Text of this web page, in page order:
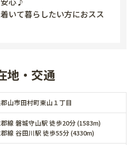
いて暮らしたい方におスス
地・交通
山市田村町東山１丁目
郡線 磐城守山駅 徒歩20分 (1583m)
郡線 谷田川駅 徒歩55分 (4330m)